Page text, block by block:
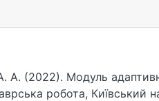
А. (2022). Модуль
робота, Київський